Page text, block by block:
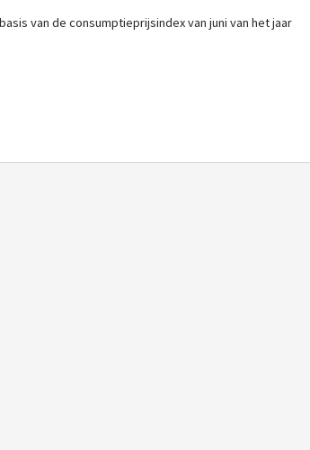
van de consumptieprijsindex van juni van het jaar